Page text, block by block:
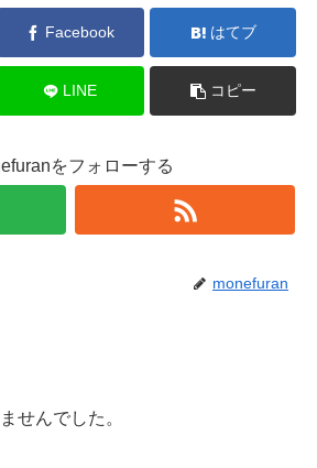
Facebook はてブ
LINE コピー
をフォローする
monefuran
せんでした。